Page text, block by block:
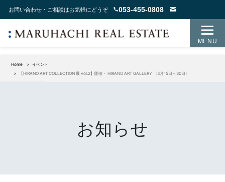
お問い合わせ・ご相談はお気軽にどうぞ 053-455-0808
MENU
Home
イベント
【HIRANO ART COLLECTION 展 vol.2】開催・ HIRANO ART GALLERY 〈3月15日～30日〉
お知らせ